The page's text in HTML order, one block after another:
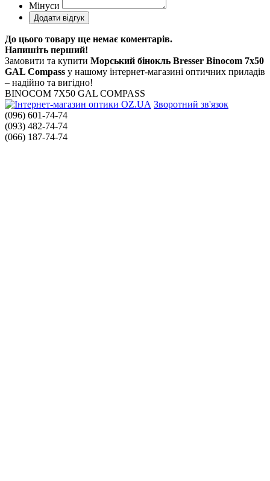
Мінуси
До цього товару ще немає коментарів.
Напишіть перший!
Замовити та купити Морський бінокль Bresser Binocom 7x50
GAL Compass у нашому інтернет-магазині оптичних приладів
– надійно та вигідно!
BINOCOM 7X50 GAL COMPASS
Зворотний зв'язок
(096) 601-74-74
(093) 482-74-74
(066) 187-74-74